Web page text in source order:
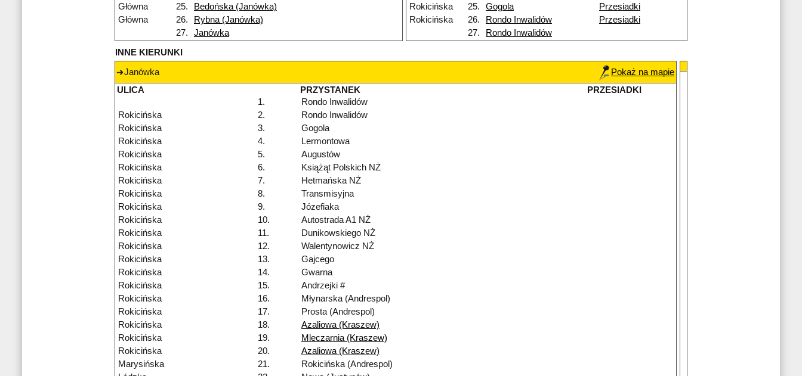
Główna
25.
Bedońska (Janówka)
Główna
26.
Rybna (Janówka)
27.
Janówka
Rokicińska
25. Gogola
Przesiadki
Rokicińska
26. Rondo Inwalidów
Przesiadki
27.
Rondo Inwalidów
INNE KIERUNKI
Janówka
Pokaż na mapie
ULICA
PRZYSTANEK
PRZESIADKI
1.
Rondo Inwalidów
Rokicińska
2.
Rondo Inwalidów
Rokicińska
3.
Gogola
Rokicińska
4.
Lermontowa
Rokicińska
5.
Augustów
Rokicińska
6.
Książąt Polskich NŻ
Rokicińska
7.
Hetmańska NŻ
Rokicińska
8.
Transmisyjna
Rokicińska
9.
Józefiaka
Rokicińska
10.
Autostrada A1 NŻ
Rokicińska
11.
Dunikowskiego NŻ
Rokicińska
12.
Walentynowicz NŻ
Rokicińska
13.
Gajcego
Rokicińska
14.
Gwarna
Rokicińska
15.
Andrzejki #
Rokicińska
16.
Młynarska (Andrespol)
Rokicińska
17.
Prosta (Andrespol)
Rokicińska
18.
Azaliowa (Kraszew)
Rokicińska
19.
Mleczarnia (Kraszew)
Rokicińska
20.
Azaliowa (Kraszew)
Marysińska
21.
Rokicińska (Andrespol)